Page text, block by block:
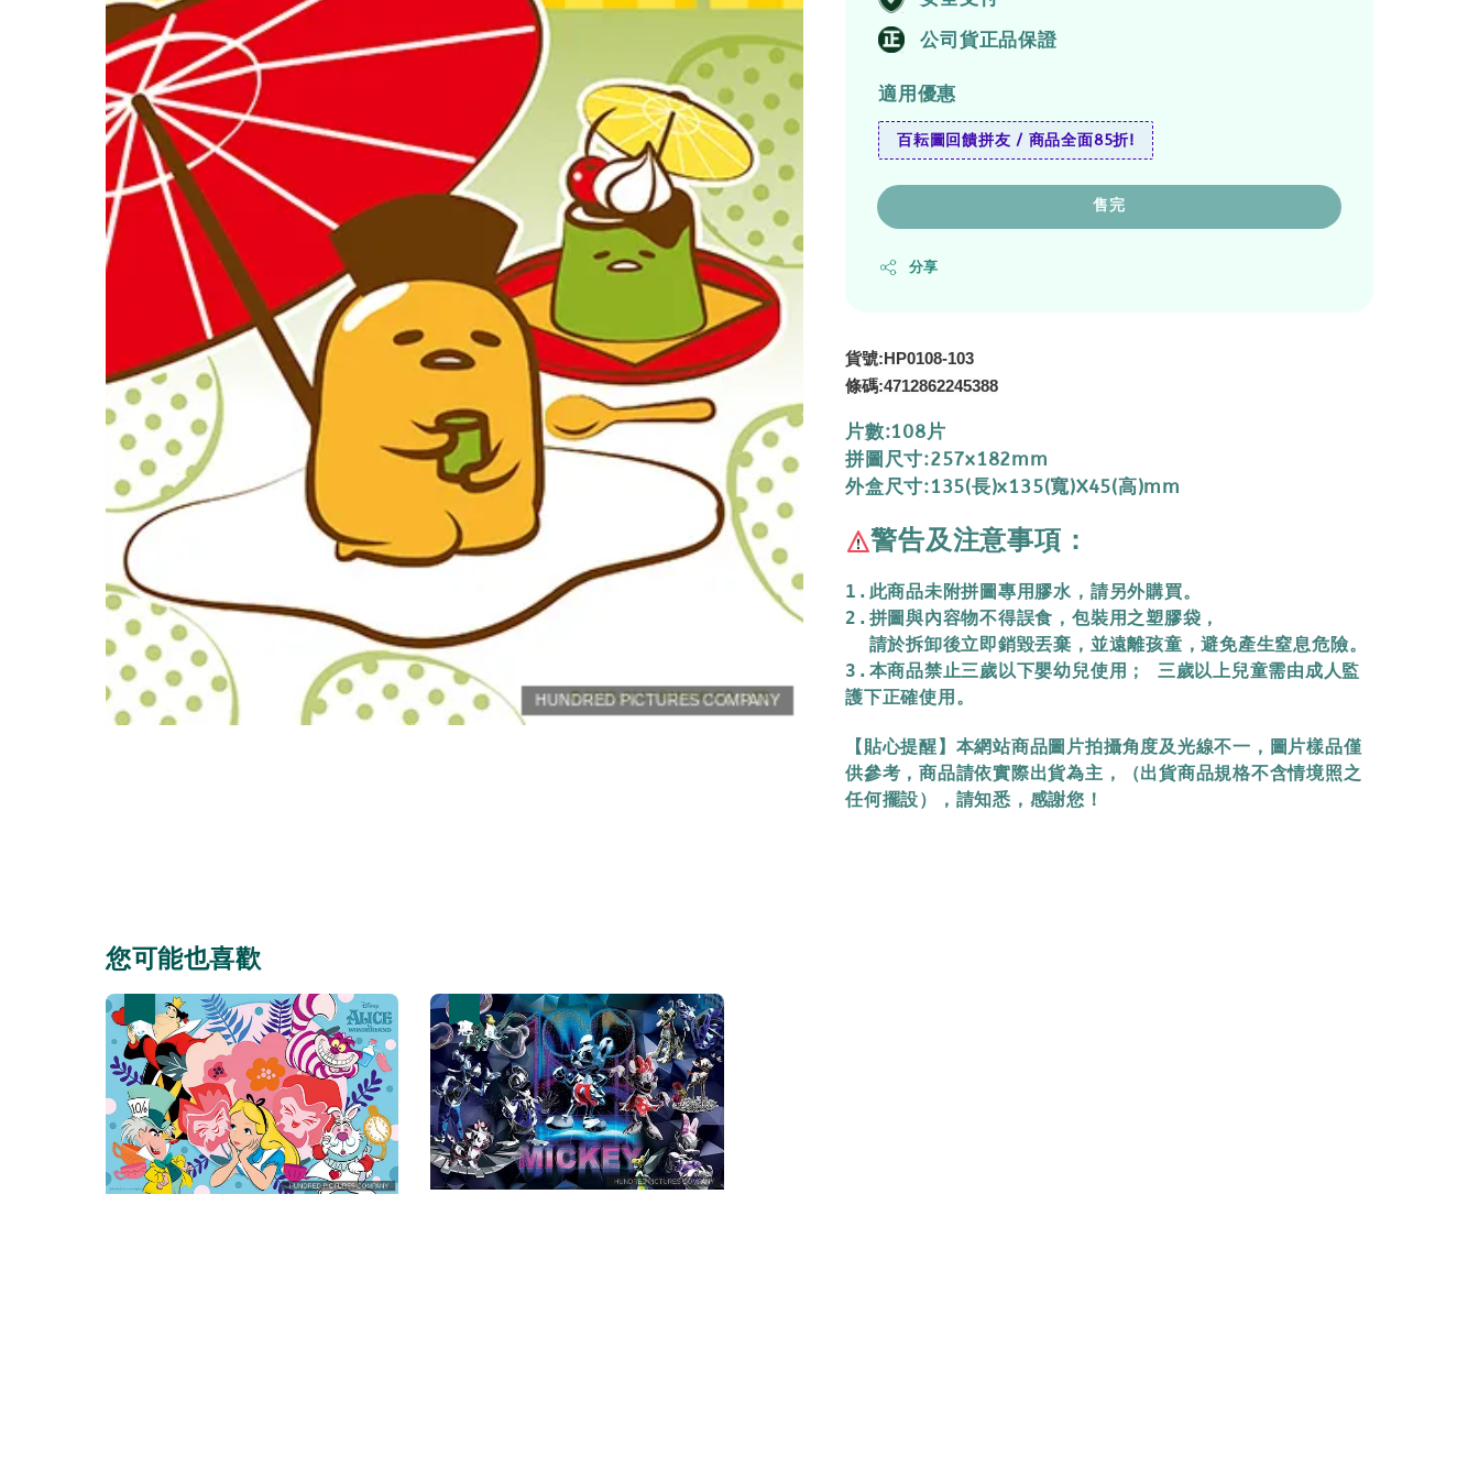
公司貨正品保證
適用優惠
百耘圖回饋拼友 / 商品全面85折!
售完
分享
貨號:HP0108-103
條碼:4712862245388
片數:108片
拼圖尺寸:257x182mm
外盒尺寸:135(長)x135(寬)X45(高)mm
警告及注意事項：
1.此商品未附拼圖專用膠水，請另外購買。
2.拼圖與內容物不得誤食，包裝用之塑膠袋，
  請於拆卸後立即銷毀丟棄，
並遠離孩童，避免產生窒息危險。
3.本商品禁止三歲以下嬰幼兒使用； 三歲以上兒童需由成人監
護下正確使用。
【貼心提醒】本網站商品圖片拍攝角度及光線不一，圖片樣品僅
供參考，商品請依實際出貨為主，（出貨商品規格不含情境照之
任何擺設），請知悉，感謝您！
您可能也喜歡